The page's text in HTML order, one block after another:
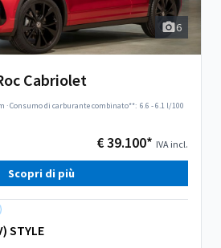
6
Cabriolet
·Consumo di carburante combinato**: 6.6 - 6.1 l/100
€ 39.100* IVA incl.
Scopri di più
STYLE